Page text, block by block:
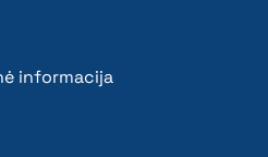
informacija